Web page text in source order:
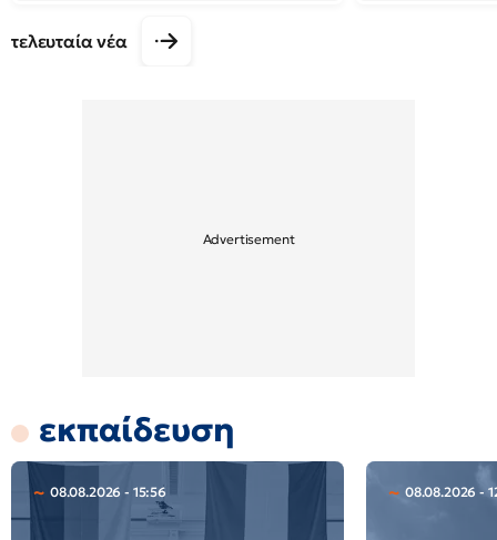
τελευταία νέα
εκπαίδευση
08.08.2026 - 15:56 08.08.2026 -